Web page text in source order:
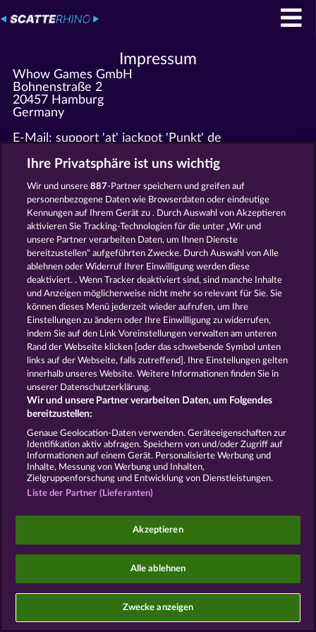
Impressum
Whow Games GmbH
Bohnenstraße 2
20457 Hamburg
Germany
E-Mail: support 'at' jackpot 'Punkt' de
Fax: +49 '0'40 609 4372 31
'at' whow 'dot' net schicken!
Eingetragen beim: Amtsgericht Hamburg HRB 126
959
Geschäftsführer: Giovanni Valeriota, Jaeyoung Choi
USt-IdNr: DE294031346
AGB Datenschutz Impressum
Unternehmensseite FAQ
Widerruf einreichen
Social Casino Spiele dienen der reinen Unterhaltung
und haben keinen Einfluss auf mögliche künftige
Erfolge bei Glücksspielen mit Geldeinsatz.
©2026 Whow Games GmbH
Ihre Privatsphäre ist uns wichtig
Wir und unsere887-Partner speichern und greifen auf
personenbezogene Daten wie Browserdaten oder eindeutige
Kennungen auf Ihrem Gerät zu . Durch Auswahl von Akzeptieren
aktivieren Sie Tracking-Technologien für die unter „Wir und
unsere Partner verarbeiten Daten, um Ihnen Dienste
bereitzustellen“ aufgeführten Zwecke. Durch Auswahl von Alle
ablehnen oder Widerruf Ihrer Einwilligung werden diese
deaktiviert. . Wenn Tracker deaktiviert sind, sind manche Inhalte
und Anzeigen möglicherweise nicht mehr so ​​relevant für Sie. Sie
können dieses Menü jederzeit wieder aufrufen, um Ihre
Einstellungen zu ändern oder Ihre Einwilligung zu widerrufen,
indem Sie auf den Link Voreinstellungen verwalten am unteren
Rand der Webseite klicken [oder das schwebende Symbol unten
links auf der Webseite, falls zutreffend]. Ihre Einstellungen gelten
innerhalb unseres Website. Weitere Informationen finden Sie in
unserer Datenschutzerklärung.
Wir und unsere Partner verarbeiten Daten, um Folgendes
bereitzustellen:
Genaue Geolocation-Daten verwenden. Geräteeigenschaften zur
Identifikation aktiv abfragen. Speichern von und/oder Zugriff auf
Informationen auf einem Gerät. Personalisierte Werbung und
Inhalte, Messung von Werbung und Inhalten,
Zielgruppenforschung und Entwicklung von Dienstleistungen.
Liste der Partner (Lieferanten)
Akzeptieren
Alle ablehnen
Zwecke anzeigen